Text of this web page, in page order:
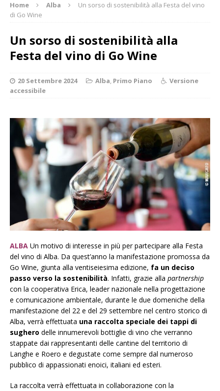
Home Alba
Un sorso di sostenibilità alla Festa del vino
di Go Wine
Un sorso di sostenibilità alla
Festa del vino di Go Wine
20 Settembre 2024 Alba, Primo Piano
Versione
accessibile
ALBA Un motivo di interesse in più per partecipare alla Festa
del vino di Alba. Da quest’anno la manifestazione promossa da
Go Wine, giunta alla ventiseiesima edizione, fa un deciso
passo verso la sostenibilità. Infatti, grazie alla partnership
con la cooperativa Erica, leader nazionale nella progettazione
e comunicazione ambientale, durante le due domeniche della
manifestazione del 22 e del 29 settembre nel centro storico di
Alba, verrà effettuata una raccolta speciale dei tappi di
sughero delle innumerevoli bottiglie di vino che verranno
stappate dai rappresentanti delle cantine del territorio di
Langhe e Roero e degustate come sempre dal numeroso
pubblico di appassionati enoici, italiani ed esteri.
La raccolta verrà effettuata in collaborazione con la